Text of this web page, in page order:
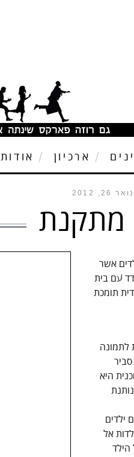
ארכיון אודות
26, 2012
מתקנת
אשר
עם בית
תומכת
לתמונה
היא
ילדים
אל
הילד